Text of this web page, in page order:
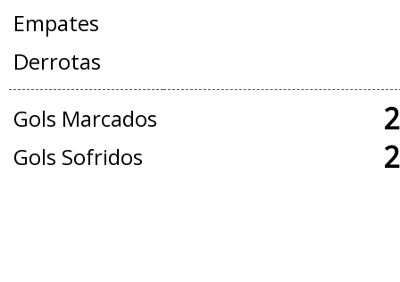
Empates
Derrotas
Gols Marcados
Gols Sofridos